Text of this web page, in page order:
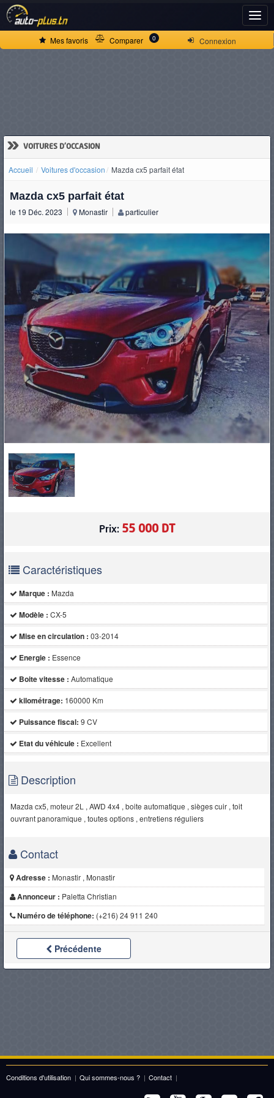
Connexion
Mes favoris Comparer 0
» VOITURES D'OCCASION
Accueil Voitures d'occasion Mazda cx5 parfait état
Mazda cx5 parfait état
le 19 Déc. 2023 Monastir particulier
Prix: 55 000 DT
Caractéristiques
Marque : Mazda
Modèle : CX-5
Mise en circulation : 03-2014
Energie : Essence
Boite vitesse : Automatique
kilométrage: 160000 Km
Puissance fiscal: 9 CV
Etat du véhicule : Excellent
Description
Mazda cx5, moteur 2L , AWD 4x4 , boite automatique , sièges cuir , toit
ouvrant panoramique , toutes options , entretiens réguliers
Contact
Adresse : Monastir , Monastir
Annonceur : Paletta Christian
Numéro de téléphone: (+216) 24 911 240
Précédente
Conditions d'utilisation | Qui sommes-nous ? | Contact |
ACCUEIL
D'OCCASION
CAMIONS
PNEUS